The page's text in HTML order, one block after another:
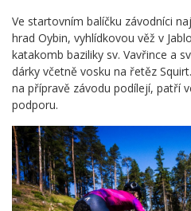
Ve startovním balíčku závodníci
hrad Oybin, vyhlídkovou věž v
katakomb baziliky sv. Vavřince a
dárky včetně vosku na řetěz
na přípravě závodu podílejí, patří
podporu.